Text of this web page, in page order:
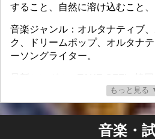
すること、自然に溶け込むこと
音楽ジャンル：オルタナティブ
ク、ドリームポップ、オルタナ
ーソングライター。
ア・クアラルンプールで追加録音
- プロダクション、エレキギター
ログラミング、ミキシング：Joe
もっと見る
音楽・